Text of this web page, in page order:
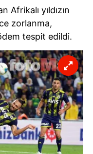
Afrikalı yıldızın
zorlanma,
tespit edildi.